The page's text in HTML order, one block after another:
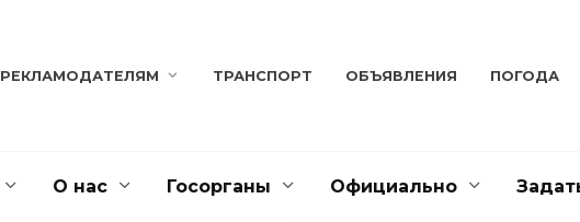
РЕКЛАМОДАТЕЛЯМ ТРАНСПОРТ ОБЪЯВЛЕНИЯ ПОГОДА
О нас Госорганы Официально